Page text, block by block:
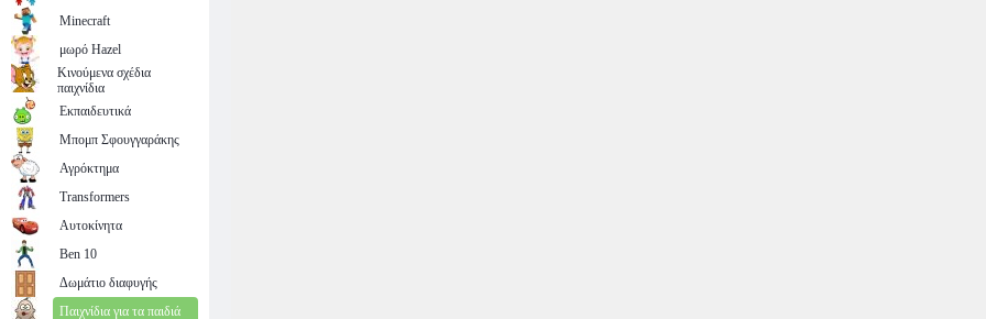
Minecraft
μωρό Hazel
Κινούμενα σχέδια
παιχνίδια
Εκπαιδευτικά
Μπομπ Σφουγγαράκης
Αγρόκτημα
Transformers
Αυτοκίνητα
Ben 10
Δωμάτιο διαφυγής
Παιχνίδια για τα παιδιά